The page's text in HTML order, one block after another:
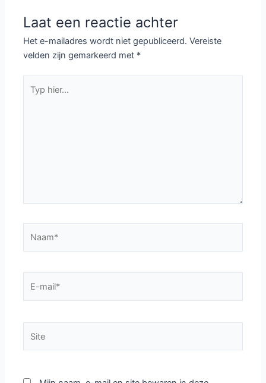
Laat een reactie achter
Het e-mailadres wordt niet gepubliceerd. Vereiste
velden zijn gemarkeerd met *
hier...
mail*